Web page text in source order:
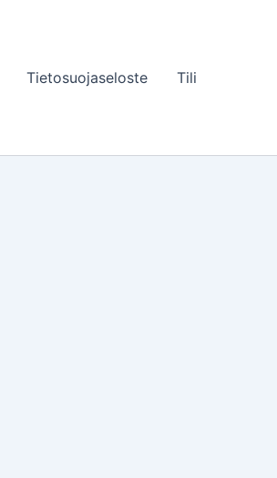
Tietosuojaseloste Tili